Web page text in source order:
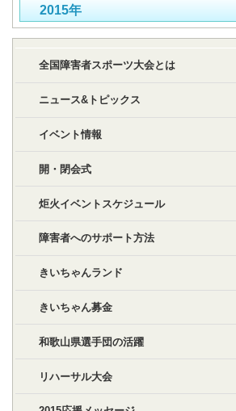
2015年
全国障害者スポーツ大会とは
ニュース&トピックス
イベント情報
開・閉会式
炬火イベントスケジュール
障害者へのサポート方法
きいちゃんランド
きいちゃん募金
和歌山県選手団の活躍
リハーサル大会